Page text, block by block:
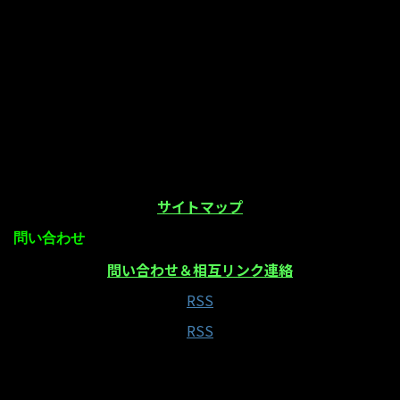
サイトマップ
問い合わせ
問い合わせ＆相互リンク連絡
RSS
RSS